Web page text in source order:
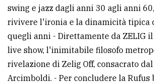
Ricerca
avanzata
LE
ALTRE
TESTATE
swing e jazz dagli anni 30 agli anni
rivivere l'ironia e la dinamicità tipica
quegli anni - Direttamente da ZELIG
live show, l'inimitabile filosofo
rivelazione di Zelig Off, consacrato
Arcimboldi. - Per concludere la Rufus